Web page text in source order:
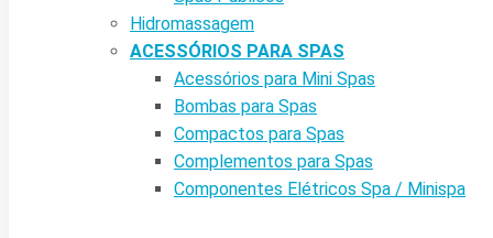
Hidromassagem
ACESSÓRIOS PARA SPAS
Acessórios para Mini Spas
Bombas para Spas
Compactos para Spas
Complementos para Spas
Componentes Elétricos Spa / Minispa